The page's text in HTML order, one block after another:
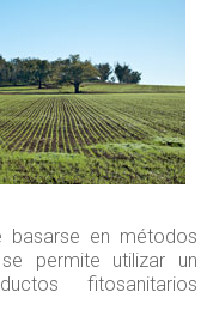
basarse en métodos
permite utilizar un
fitosanitarios